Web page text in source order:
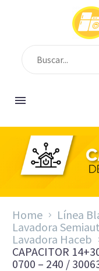
Home
Línea
Lavadora
Lavadora Haceb
CAPACITOR
0700 – 240 /